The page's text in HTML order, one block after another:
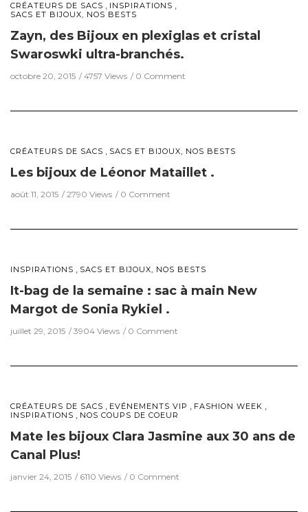
CRÉATEURS DE SACS INSPIRATIONS
SACS ET BIJOUX, NOS BESTS
Zayn, des Bijoux en plexiglas et cristal
Swaroswki ultra-branchés.
octobre 20, 2015 4757 Views 0 Comment
CRÉATEURS DE SACS SACS ET BIJOUX, NOS BESTS
Les bijoux de Léonor Mataillet .
août 11, 2015 2790 Views 0 Comment
INSPIRATIONS SACS ET BIJOUX, NOS BESTS
It-bag de la semaine : sac à main New
Margot de Sonia Rykiel .
juillet 29, 2015 3904 Views 0 Comment
CRÉATEURS DE SACS EVÉNEMENTS VIP FASHION WEEK
INSPIRATIONS NOS COUPS DE COEUR
Mate les bijoux Clara Jasmine aux 30 ans de
Canal Plus!
janvier 24, 2015 6110 Views 0 Comment